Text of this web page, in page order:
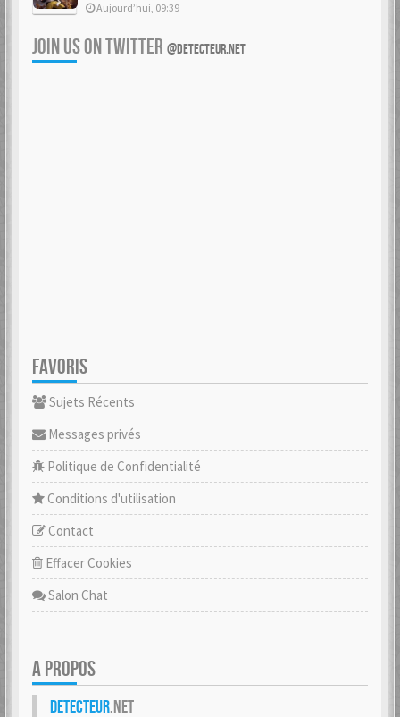
Aujourd’hui, 09:39
JOIN US ON TWITTER @DETECTEUR.NET
FAVORIS
Sujets Récents
Messages privés
Politique de Confidentialité
Conditions d'utilisation
Contact
Effacer Cookies
Salon Chat
A PROPOS
Detecteur.net